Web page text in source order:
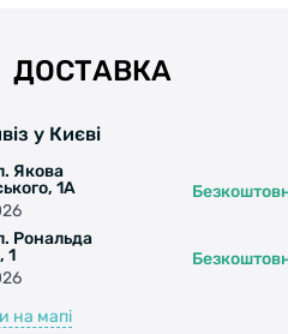
ДОСТАВКА
у Києві
Якова
1А
Рональда
1
на мапі